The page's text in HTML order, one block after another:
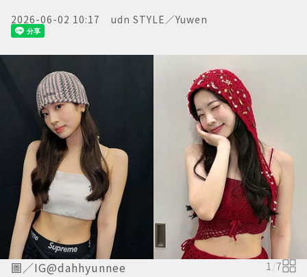
2026-06-02 10:17 udn STYLE／Yuwen
圖／IG@dahhyunnee 1/7